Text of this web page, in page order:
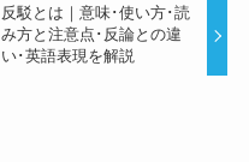
反駁とは｜意味･使い方･読
み方と注意点･反論との違
い･英語表現を解説